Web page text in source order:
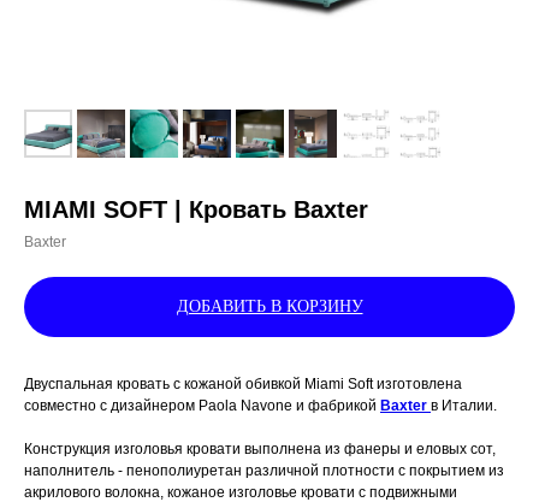
MIAMI SOFT | Кровать Baxter
Baxter
ДОБАВИТЬ В КОРЗИНУ
Двуспальная кровать c кожаной обивкой Miami Soft изготовлена
совместно с дизайнером Paola Navone и фабрикой Baxter в Италии.
Конструкция изголовья кровати выполнена из фанеры и еловых сот,
наполнитель - пенополиуретан различной плотности с покрытием из
акрилового волокна, кожаное изголовье кровати с подвижными